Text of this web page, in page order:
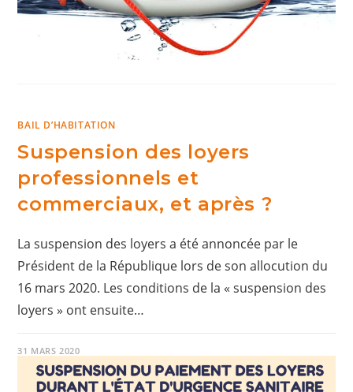
BAIL D’HABITATION
Suspension des loyers
professionnels et
commerciaux, et après ?
La suspension des loyers a été annoncée par le
Président de la République lors de son allocution du
16 mars 2020. Les conditions de la « suspension des
loyers » ont ensuite…
31 MARS 2020